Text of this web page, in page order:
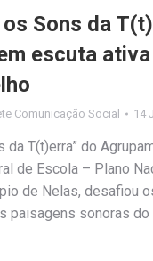
Sons da
escuta
Comunicação Social 14
da T(t)erra” do
de Escola – Plano
de Nelas, desafiou
paisagens sonoras